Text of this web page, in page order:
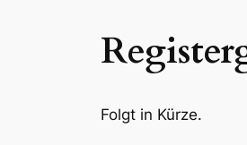
Folgt in Kürze.